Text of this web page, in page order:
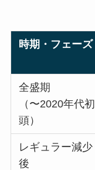
時期・フェーズ
全盛期
（〜2020年代初
頭）
レギュラー減少
後